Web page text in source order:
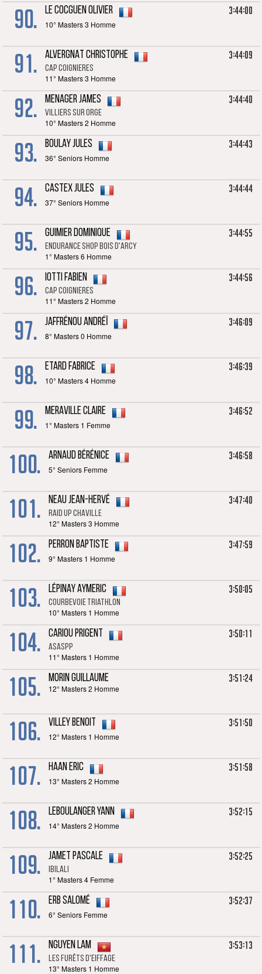
90. LE COCGUEN Olivier
10° Masters 3 Homme
3:44:00
91. ALVERGNAT Christophe
CAP Coignieres
11° Masters 3 Homme
3:44:09
92. MENAGER James
Villiers sur orge
10° Masters 2 Homme
3:44:40
93. BOULAY Jules
36° Seniors Homme
3:44:43
94. CASTEX Jules
37° Seniors Homme
3:44:44
95. GUIMIER Dominique
Endurance shop Bois d'Arcy
1° Masters 6 Homme
3:44:55
96. IOTTI Fabien
CAP COIGNIERES
11° Masters 2 Homme
3:44:56
97. JAFFRÉNOU Andréï
8° Masters 0 Homme
3:46:09
98. ETARD Fabrice
10° Masters 4 Homme
3:46:39
99. MERAVILLE Claire
1° Masters 1 Femme
3:46:52
100. ARNAUD Bérénice
5° Seniors Femme
3:46:58
101. NEAU Jean-Hervé
Raid UP Chaville
12° Masters 3 Homme
3:47:40
102. PERRON Baptiste
9° Masters 1 Homme
3:47:59
103. LÉPINAY Aymeric
Courbevoie Triathlon
10° Masters 1 Homme
3:50:05
104. CARIOU Prigent
Asaspp
11° Masters 1 Homme
3:50:11
105. MORIN Guillaume
12° Masters 2 Homme
3:51:24
106. VILLEY Benoit
12° Masters 1 Homme
3:51:50
107. HAAN Eric
13° Masters 2 Homme
3:51:58
108. LEBOULANGER Yann
14° Masters 2 Homme
3:52:15
109. JAMET Pascale
IBILALI
1° Masters 4 Femme
3:52:25
110. ERB Salomé
6° Seniors Femme
3:52:37
111. NGUYEN Lam
Les furêts d'Eiffage
13° Masters 1 Homme
3:53:13